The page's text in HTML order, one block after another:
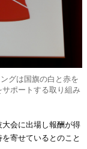
グは国旗の白と赤を
ポートする取り組み
会に出場し報酬が得
寄せているとのこと